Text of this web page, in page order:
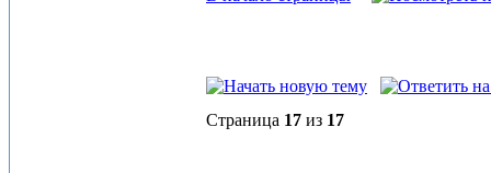
Страница 17 из 17